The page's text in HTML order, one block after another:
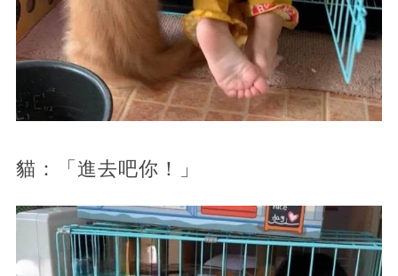
貓：「進去吧你！」